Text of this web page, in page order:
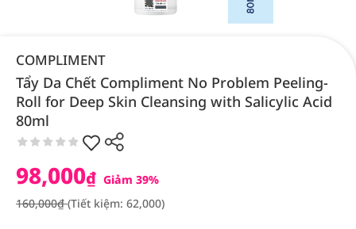
COMPLIMENT
Tẩy Da Chết Compliment No Problem Peeling-
Roll for Deep Skin Cleansing with Salicylic Acid
80ml
98,000₫ Giảm 39%
160,000₫(Tiết kiệm: 62,000)